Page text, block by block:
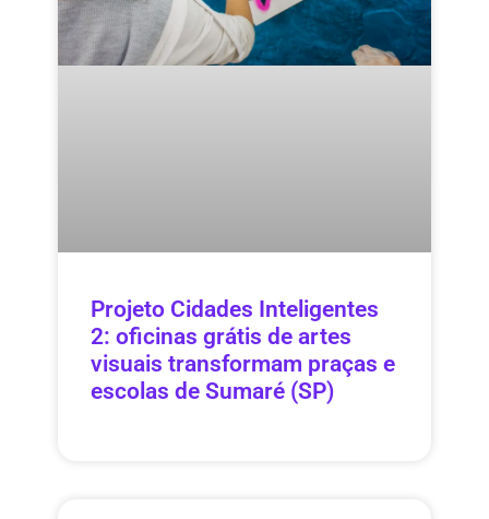
Projeto Cidades Inteligentes
2: oficinas grátis de artes
visuais transformam praças e
escolas de Sumaré (SP)